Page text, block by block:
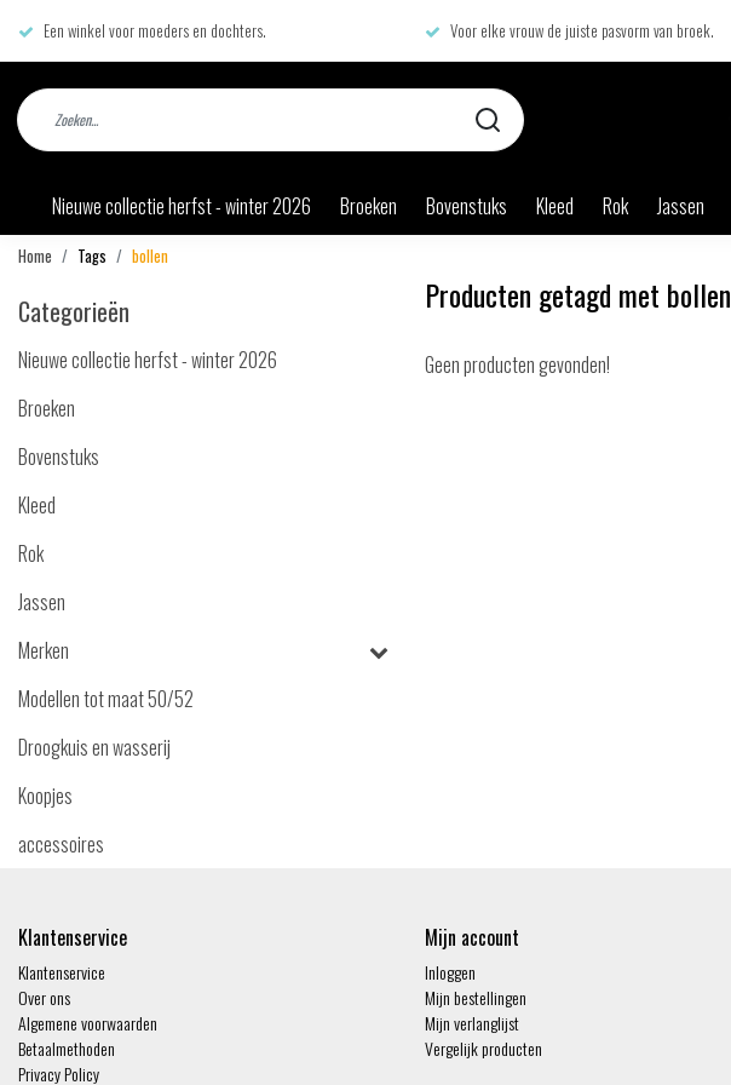
Een winkel voor moeders en dochters. Voor elke vrouw de juiste pasvorm van broek.
Nieuwe collectie herfst - winter 2026 Broeken Bovenstuks Kleed Rok Jassen
Home Tags bollen
Categorieën
Nieuwe collectie herfst - winter 2026
Broeken
Bovenstuks
Kleed
Rok
Jassen
Merken
Modellen tot maat 50/52
Droogkuis en wasserij
Koopjes
accessoires
Producten getagd met bollen
Geen producten gevonden!
Klantenservice
Klantenservice
Over ons
Algemene voorwaarden
Betaalmethoden
Privacy Policy
Mijn account
Inloggen
Mijn bestellingen
Mijn verlanglijst
Vergelijk producten